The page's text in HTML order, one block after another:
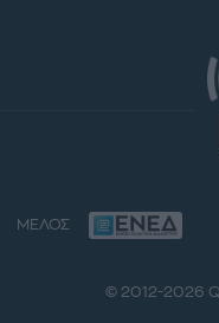
ΜΕΛΟΣ
© 2012-2026